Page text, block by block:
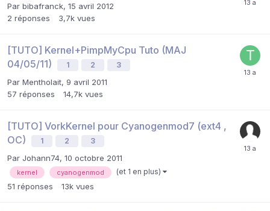
Par bibafranck, 15 avril 2012
2 réponses 3,7k vues
[TUTO] Kernel+PimpMyCpu Tuto (MAJ
04/05/11)
1 2 3
Par Mentholait, 9 avril 2011
57 réponses 14,7k vues
[TUTO] VorkKernel pour Cyanogenmod7 (ext4 ,
OC)
1 2 3
Par Johann74, 10 octobre 2011
kernel cyanogenmod (et 1 en plus)
51 réponses 13k vues